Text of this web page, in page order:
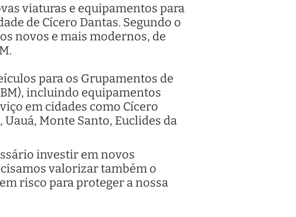
viaturas e equipamentos para
de Cícero Dantas. Segundo o
novos e mais modernos, de
para os Grupamentos de
incluindo equipamentos
em cidades como Cícero
Monte Santo, Euclides da
investir em novos
valorizar também o
risco para proteger a nossa